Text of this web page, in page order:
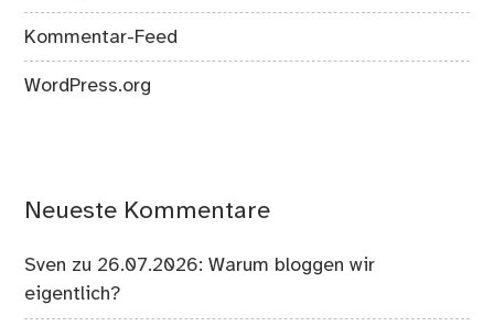
Kommentar-Feed
WordPress.org
Neueste Kommentare
Sven zu 26.07.2026: Warum bloggen wir
eigentlich?